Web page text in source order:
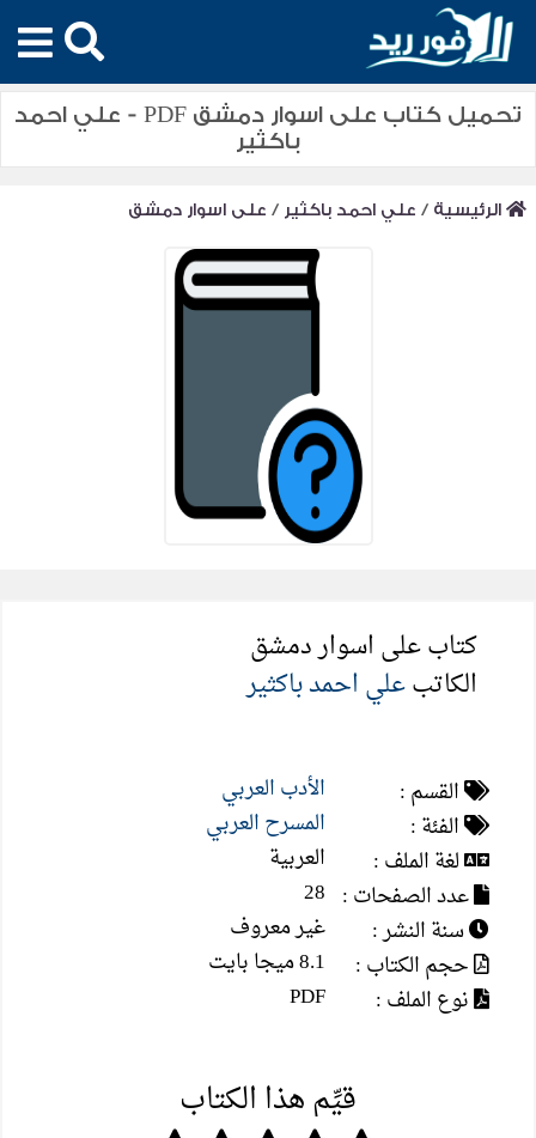
تحميل كتاب على اسوار دمشق PDF - علي احمد
باكثير
الرئيسية / علي احمد باكثير / على اسوار دمشق
كتاب على اسوار دمشق
الكاتبعلي احمد باكثير
القسم :
الأدب العربي
الفئة :
المسرح العربي
لغة الملف :
العربية
عدد الصفحات : 28
سنة النشر :
غير معروف
حجم الكتاب :
8.1 ميجا بايت
نوع الملف :
PDF
قيِّم هذا الكتاب